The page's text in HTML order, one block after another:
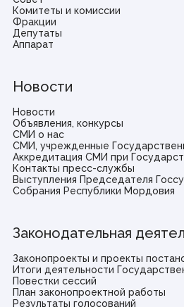
Комитеты и комиссии
Фракции
Депутаты
Аппарат
Новости
Новости
Объявления, конкурсы
СМИ о нас
СМИ, учрежденные
Аккредитация СМИ при
Контакты пресс-службы
Выступления Председателя
Собрания Республики Мордовия
Законодательная
Законопроекты и проекты
Итоги деятельности
Повестки сессий
План законопроектной работы
Результаты голосований